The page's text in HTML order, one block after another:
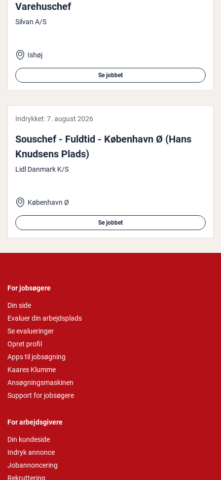
Va­re­hus­chef
Silvan A/S
Ishøj
Se jobbet
Indrykket:7. august 2026
Souschef - Fuldtid - København Ø (Hans
Knudsens Plads)
Lidl Danmark K/S
København Ø
Se jobbet
For jobsøgere
Din side
Evaluer din arbejdsplads
Se evalueringer
Opret profil
Apps til jobsøgning
Kaares Klumme
Ansøgningsmaskinen
Support for jobsøgere
For arbejdsgivere
Din kundeside
Indryk annonce
Jobannoncering
Rekruttering